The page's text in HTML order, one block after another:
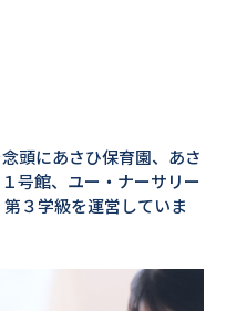
頭にあさひ保育園、あさ
号館、ユー・ナーサリー
３学級を運営していま